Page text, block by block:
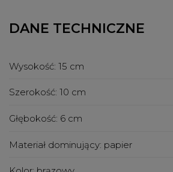
DANE TECHNICZNE
Wysokość: 15 cm
Szerokość: 10 cm
Głębokość: 6 cm
Materiał dominujący: papier